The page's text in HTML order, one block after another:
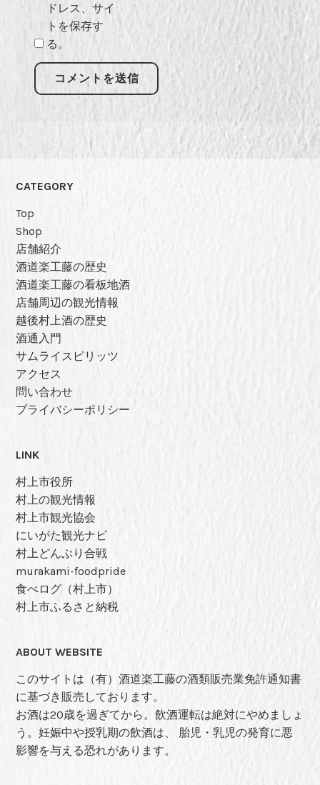
ドレス、サイ
トを保存す
る。
CATEGORY
Top
Shop
店舗紹介
酒道楽工藤の歴史
酒道楽工藤の看板地酒
店舗周辺の観光情報
越後村上酒の歴史
酒通入門
サムライスピリッツ
アクセス
問い合わせ
プライバシーポリシー
LINK
村上市役所
村上の観光情報
村上市観光協会
にいがた観光ナビ
村上どんぶり合戦
murakami-foodpride
食べログ（村上市）
村上市ふるさと納税
ABOUT WEBSITE
このサイトは（有）酒道楽工藤の酒類販売業免許通知書
に基づき販売しております。
お酒は20歳を過ぎてから。飲酒運転は絶対にやめましょ
う。妊娠中や授乳期の飲酒は、 胎児・乳児の発育に悪
影響を与える恐れがあります。